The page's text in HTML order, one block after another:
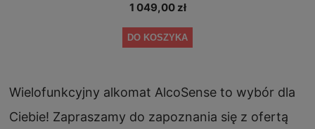
1 049,00 zł
DO KOSZYKA
Wielofunkcyjny alkomat AlcoSense to wybór dla
Ciebie! Zapraszamy do zapoznania się z ofertą